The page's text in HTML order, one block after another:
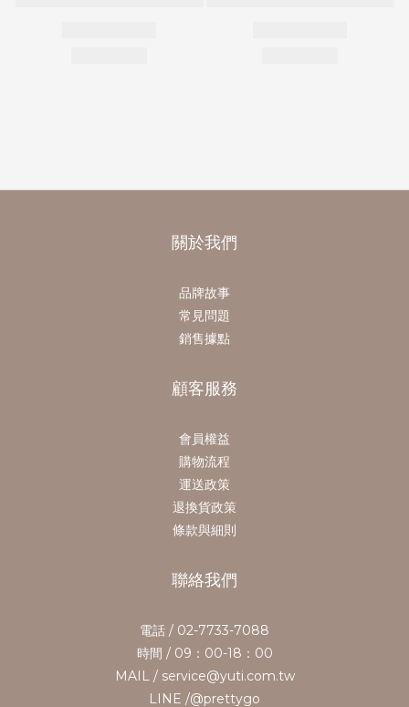
關於我們
品牌故事
常見問題
銷售據點
顧客服務
會員權益
購物流程
運送政策
退換貨政策
條款與細則
聯絡我們
電話 / 02-7733-7088
時間 / 09：00-18：00
MAIL / service@yuti.com.tw
LINE /@prettygo